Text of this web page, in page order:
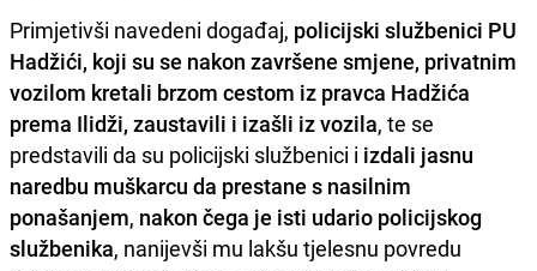
Primjetivši navedeni događaj, policijski službenici PU
Hadžići, koji su se nakon završene smjene, privatnim
vozilom kretali brzom cestom iz pravca Hadžića
prema Ilidži, zaustavili i izašli iz vozila, te se
predstavili da su policijski službenici i izdali jasnu
naredbu muškarcu da prestane s nasilnim
ponašanjem, nakon čega je isti udario policijskog
službenika, nanijevši mu lakšu tjelesnu povredu